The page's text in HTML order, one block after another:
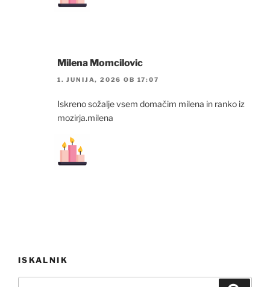
Milena Momcilovic
1. JUNIJA, 2026 OB 17:07
Iskreno sožalje vsem domačim milena in ranko iz
mozirja.milena
ISKALNIK